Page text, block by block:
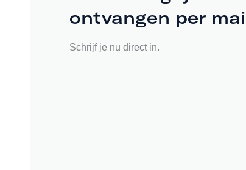
ontvangen per
Schrijf je nu direct in.